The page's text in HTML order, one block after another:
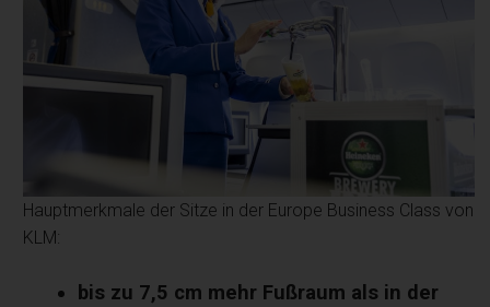
Hauptmerkmale der Sitze in der Europe Business Class von
KLM:
bis zu 7,5 cm mehr Fußraum als in der